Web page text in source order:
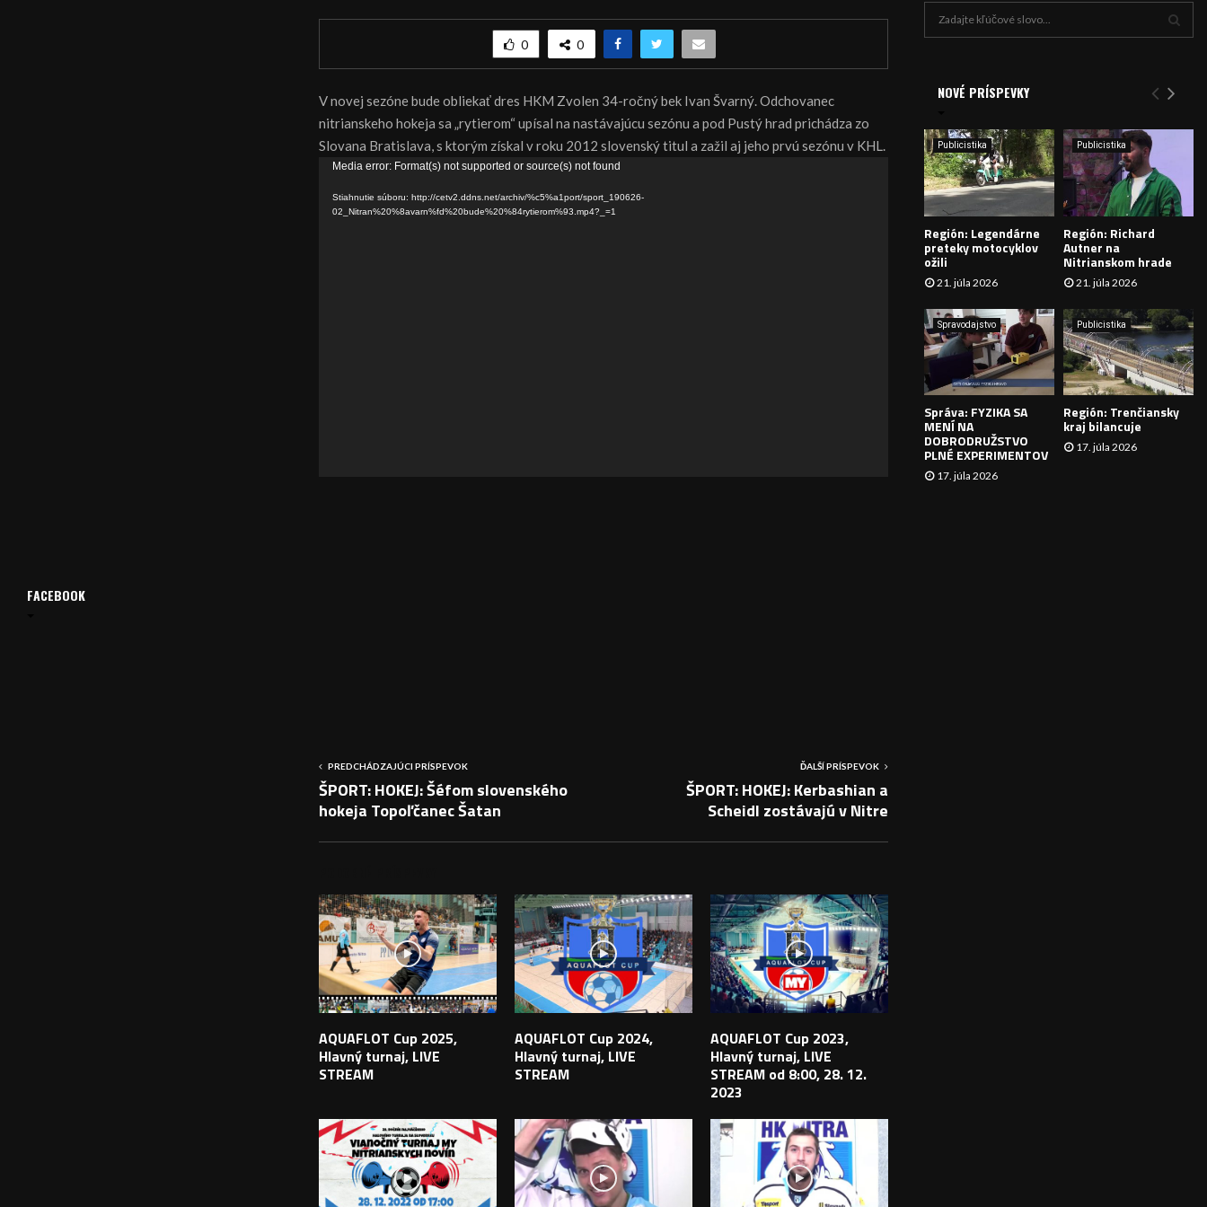
0 0
V novej sezóne bude obliekať dres HKM Zvolen 34-ročný bek Ivan Švarný. Odchovanec
nitrianskeho hokeja sa „rytierom“ upísal na nastávajúcu sezónu a pod Pustý hrad prichádza zo
Slovana Bratislava, s ktorým získal v roku 2012 slovenský titul a zažil aj jeho prvú sezónu v KHL.
Media error: Format(s) not supported or source(s) not found
Stiahnutie súboru: http://cetv2.ddns.net/archiv/%c5%a1port/sport_190626-
02_Nitran%20%8avarn%fd%20bude%20%84rytierom%93.mp4?_=1
PREDCHÁDZAJÚCI PRÍSPEVOK
ŠPORT: HOKEJ: Šéfom slovenského
hokeja Topoľčanec Šatan
ĎALŠÍ PRÍSPEVOK
ŠPORT: HOKEJ: Kerbashian a
Scheidl zostávajú v Nitre
AQUAFLOT Cup 2025,
Hlavný turnaj, LIVE
STREAM
AQUAFLOT Cup 2024,
Hlavný turnaj, LIVE
STREAM
AQUAFLOT Cup 2023,
Hlavný turnaj, LIVE
STREAM od 8:00, 28. 12.
2023
FACEBOOK
e
:
Y
H
A
Á
V
A
N
I
NOVÉ PRÍSPEVKY
Publicistika
Región: Legendárne
preteky motocyklov
ožili
21. júla 2026
Publicistika
Región: Richard
Autner na
Nitrianskom hrade
21. júla 2026
Spravodajstvo
Správa: FYZIKA SA
MENÍ NA
DOBRODRUŽSTVO
PLNÉ EXPERIMENTOV
17. júla 2026
Publicistika
Región: Trenčiansky
kraj bilancuje
17. júla 2026